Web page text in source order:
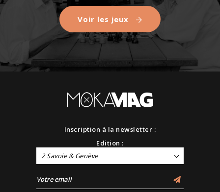
Voir les jeux
Inscription à la newsletter :
Edition :
2 Savoie & Genève